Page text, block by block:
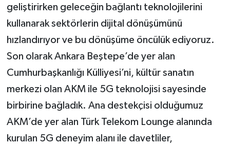
geliştirirken geleceğin bağlantı teknolojilerini
kullanarak sektörlerin dijital dönüşümünü
hızlandırıyor ve bu dönüşüme öncülük ediyoruz.
Son olarak Ankara Beştepe’de yer alan
Cumhurbaşkanlığı Külliyesi’ni, kültür sanatın
merkezi olan AKM ile 5G teknolojisi sayesinde
birbirine bağladık. Ana destekçisi olduğumuz
AKM’de yer alan Türk Telekom Lounge alanında
kurulan 5G deneyim alanı ile davetliler,